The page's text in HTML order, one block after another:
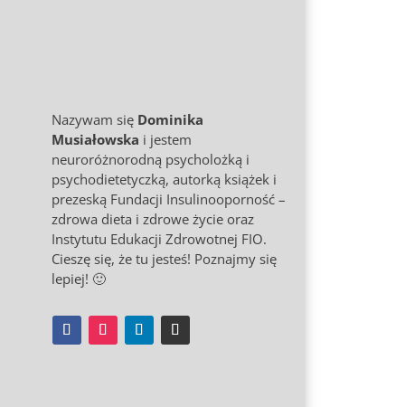
Nazywam się Dominika
Musiałowska i jestem
neuroróżnorodną psycholożką i
psychodietetyczką, autorką książek i
prezeską Fundacji Insulinooporność –
zdrowa dieta i zdrowe życie oraz
Instytutu Edukacji Zdrowotnej FIO.
Cieszę się, że tu jesteś! Poznajmy się
lepiej! 🙂